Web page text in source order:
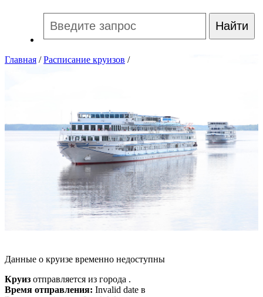
Главная /Расписание круизов /
Данные о круизе временно недоступны
Круиз отправляется из города .
Время отправления: Invalid date в